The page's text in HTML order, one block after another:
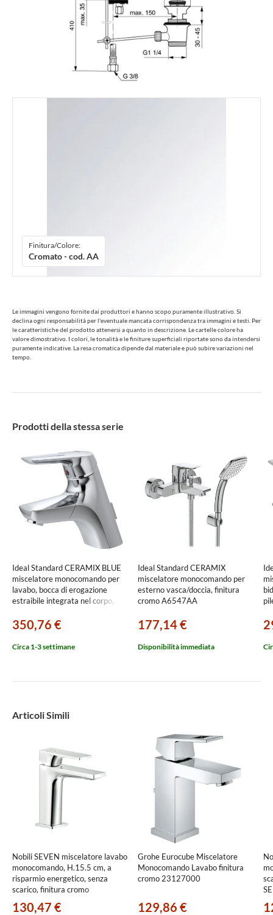
Finitura/Colore:
Cromato - cod. AA
Le immagini vengono fornite dai produttori e hanno scopo puramente illustrativo. Si
declina ogni responsabilità per l'eventuale mancata corrispondenza tra immagini e testi. Per
le caratteristiche del prodotto attenersi a quanto in descrizione. Le cartelle colore ha
valore dimostrativo. I colori, le tonalità e le finiture superficiali riportate sono da intendersi
puramente indicative. La resa cromatica dipende dal materiale e può subire variazioni nel
tempo.
Prodotti della stessa serie
Ideal Standard CERAMIX BLUE
miscelatore monocomando per
lavabo, bocca di erogazione
estraibile integrata nel corpo,
350,76 €
Circa 1-3 settimane
Ideal Standard CERAMIX
miscelatore monocomando per
esterno vasca/doccia, finitura
cromo A6547AA
177,14 €
Disponibilità immediata
Articoli Simili
Nobili SEVEN miscelatore lavabo
monocomando, H.15.5 cm, a
risparmio energetico, senza
scarico, finitura cromo
130,47 €
Grohe Eurocube Miscelatore
Monocomando Lavabo finitura
cromo 23127000
129,86 €